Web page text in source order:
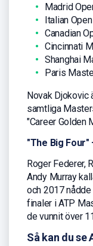
Madrid
Italian
Canadian
Cincinnati
Shanghai
Paris
Novak Djokovic
samtliga
"Career Golden
"The Big Four"
Roger Federer,
Andy Murray
och 2017
finaler i ATP
de vunnit över
Så kan du se